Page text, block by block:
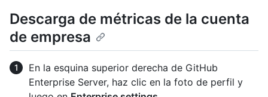
Descarga de métricas de la cuenta
de empresa
En la esquina superior derecha de GitHub
Enterprise Server, haz clic en la foto de perfil y